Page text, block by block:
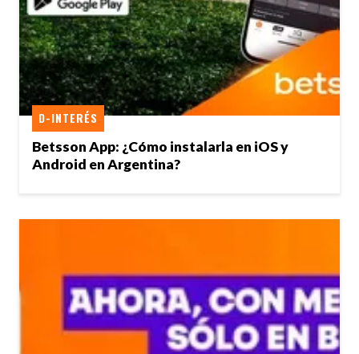
Betsson App: ¿Cómo instalarla en iOS y
Android en Argentina?
D-INTERÉS